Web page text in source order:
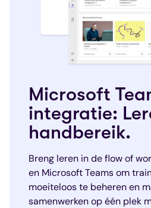
Microsoft
integratie:
handbereik.
Breng leren in de flow of
en Microsoft Teams om
moeiteloos te beheren en
samenwerken op één plek